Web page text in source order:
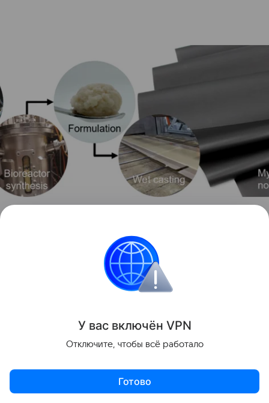
Что еще делают из грибов
Тема грибных материалов стремительно
создании живой ткани из мицелия гриба-паразита,
повреждения после добавления воды.
Еще раньше порталписало гаджетах из грибов,
У вас включён VPN
Отключите, чтобы всё работало
Готово